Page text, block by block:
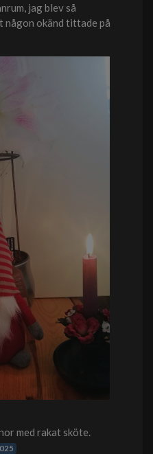
jag blev så
någon okänd tittade på
med rakat sköte.